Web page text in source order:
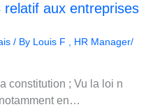
relatif aux entreprises
/ By Louis F , HR Manager/
constitution ; Vu la loi n
en…